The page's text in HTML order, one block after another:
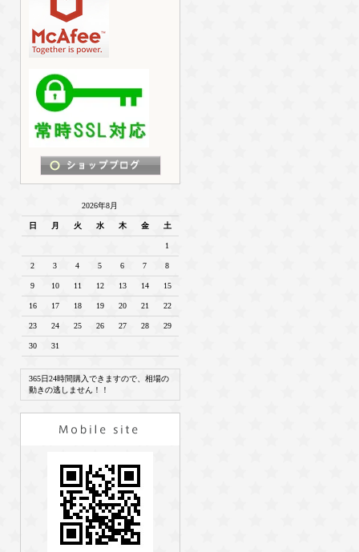
2026年8月
日 月 火 水 木 金 土
1
2 3 4 5 6 7 8
9 10 11 12 13 14 15
16 17 18 19 20 21 22
23 24 25 26 27 28 29
30 31
365日24時間購入できますので、相場の
動きの逃しません！！